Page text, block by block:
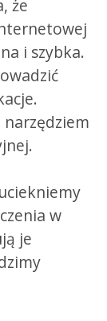
że
i szybka.
w
je